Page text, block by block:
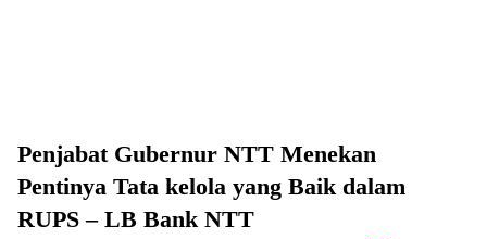
Penjabat Gubernur NTT Menekan
Pentinya Tata kelola yang Baik dalam
RUPS – LB Bank NTT